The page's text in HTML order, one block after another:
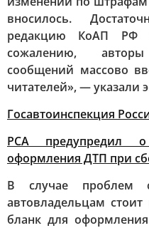
вносилось.
редакцию КоАП РФ
сожалению,
сообщений массово
читателей», — указали
Госавтоинспекция
РСА предупредил
оформления ДТП при
В случае проблем
автовладельцам
бланк для